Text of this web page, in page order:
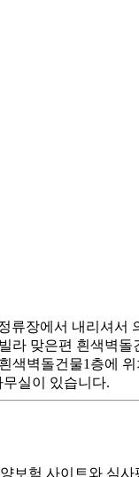
류장에서 내리셔
맞은편 흰색벽
벽돌건물1층에
실이 있습니다.
보험 사이트와 심